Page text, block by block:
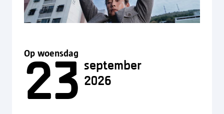
Op woensdag
23 september
2026